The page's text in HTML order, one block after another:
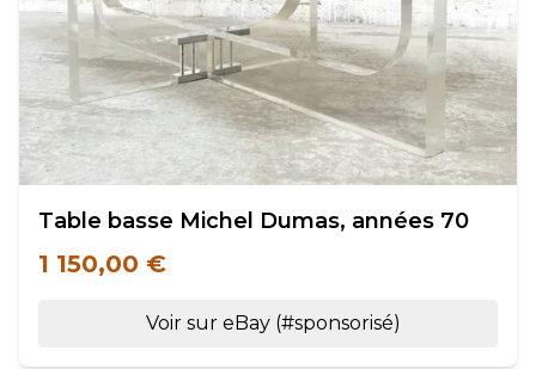
Table basse Michel Dumas, années 70
1 150,00 €
Voir sur eBay (#sponsorisé)